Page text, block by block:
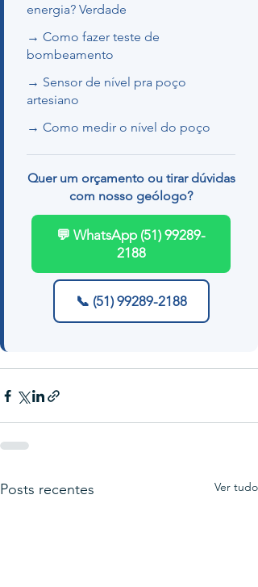
energia? Verdade
→ Como fazer teste de
bombeamento
→ Sensor de nível pra poço
artesiano
→ Como medir o nível do poço
Quer um orçamento ou tirar dúvidas
com nosso geólogo?
💬 WhatsApp (51) 99289-
2188
📞 (51) 99289-2188
Posts recentes Ver tudo